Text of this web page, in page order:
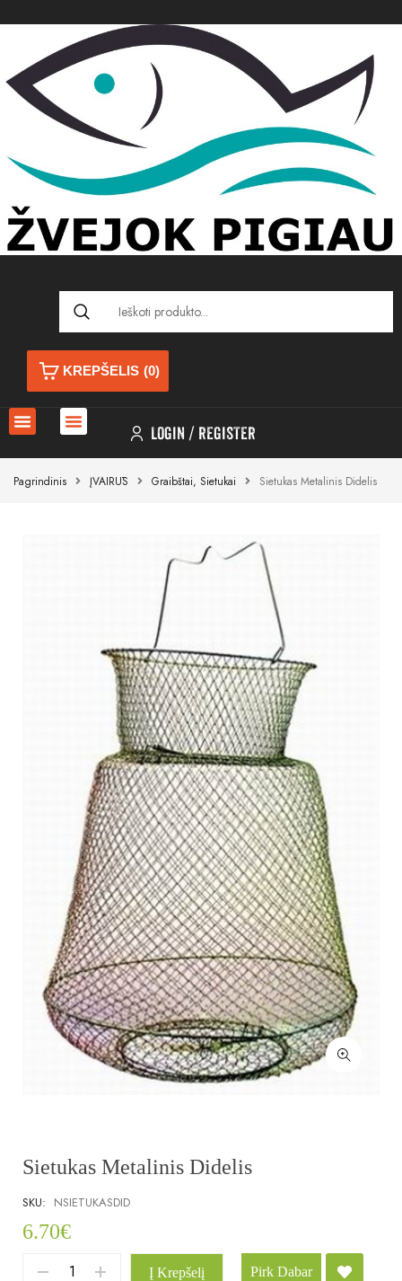
KREPŠELIS (0)
LOGIN REGISTER
Pagrindinis ĮVAIRŪS Graibštai, Sietukai Sietukas Metalinis Didelis
Sietukas Metalinis Didelis
SKU: NSIETUKASDID
6.70€
Į Krepšelį Pirk Dabar